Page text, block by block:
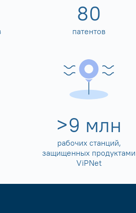
80
патентов
>10 млн
рабочих станций,
защищенных продуктами
ViPNet